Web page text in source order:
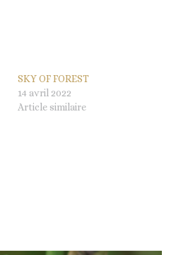
SKY OF FOREST
14 avril 2022
Article similaire